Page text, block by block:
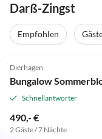
Darß-Zingst
Empfohlen
Dierhagen
Schnellantworter
490,- €
2 Gäste / 7 Nächte